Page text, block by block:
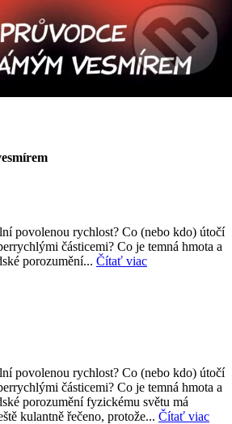
povolenou rychlost? Co (nebo kdo) útočí
částicemi? Co je temná hmota a
porozumění... Čítať viac
povolenou rychlost? Co (nebo kdo) útočí
částicemi? Co je temná hmota a
porozumění fyzickému světu má
kulantně řečeno, protože... Čítať viac